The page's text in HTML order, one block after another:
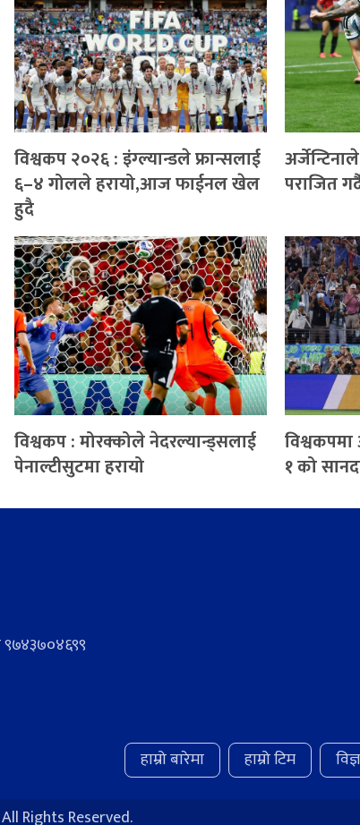
विश्वकप २०२६ : इंग्ल्यान्डले फ्रान्सलाई
६–४ गोलले हरायो,आज फाईनल खेल
हुदै
पराजित
विश्वकप : मोरक्कोले नेदरल्यान्ड्सलाई
पेनाल्टीसुटमा हरायो
विश्वकपमा
१ को
हाम्रो बारेमा
हाम्रो टिम
Rights Reserved.